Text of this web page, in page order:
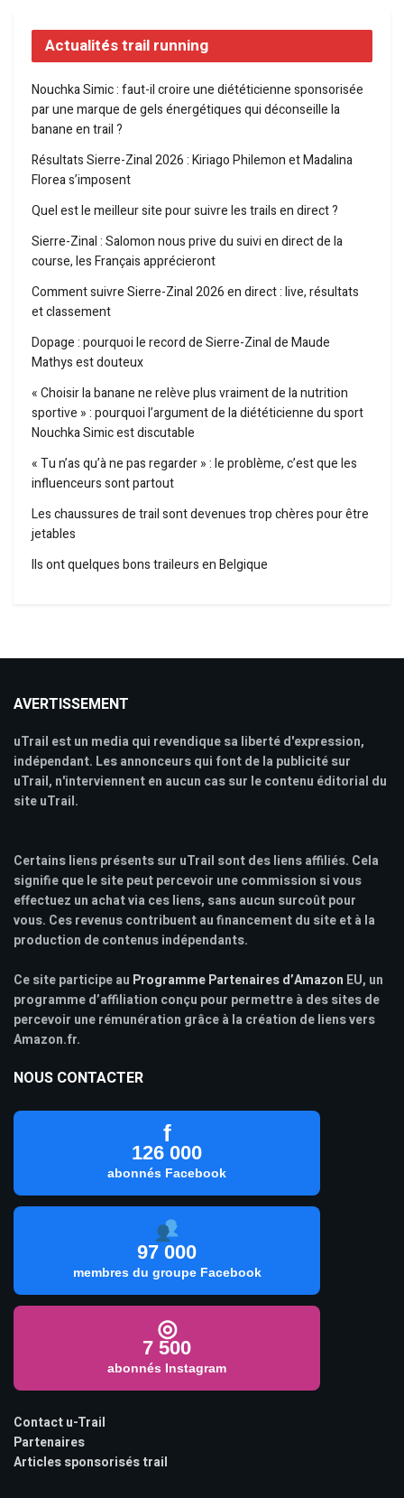
Actualités trail running
Nouchka Simic : faut-il croire une diététicienne sponsorisée
par une marque de gels énergétiques qui déconseille la
banane en trail ?
Résultats Sierre-Zinal 2026 : Kiriago Philemon et Madalina
Florea s’imposent
Quel est le meilleur site pour suivre les trails en direct ?
Sierre-Zinal : Salomon nous prive du suivi en direct de la
course, les Français apprécieront
Comment suivre Sierre-Zinal 2026 en direct : live, résultats
et classement
Dopage : pourquoi le record de Sierre-Zinal de Maude
Mathys est douteux
« Choisir la banane ne relève plus vraiment de la nutrition
sportive » : pourquoi l’argument de la diététicienne du sport
Nouchka Simic est discutable
« Tu n’as qu’à ne pas regarder » : le problème, c’est que les
influenceurs sont partout
Les chaussures de trail sont devenues trop chères pour être
jetables
Ils ont quelques bons traileurs en Belgique
AVERTISSEMENT
uTrail est un media qui revendique sa liberté d'expression,
indépendant. Les annonceurs qui font de la publicité sur
uTrail, n'interviennent en aucun cas sur le contenu éditorial du
site uTrail.
Certains liens présents sur uTrail sont des liens affiliés. Cela
signifie que le site peut percevoir une commission si vous
effectuez un achat via ces liens, sans aucun surcoût pour
vous. Ces revenus contribuent au financement du site et à la
production de contenus indépendants.
Ce site participe au Programme Partenaires d’Amazon EU, un
programme d’affiliation conçu pour permettre à des sites de
percevoir une rémunération grâce à la création de liens vers
Amazon.fr.
NOUS CONTACTER
f
126 000
abonnés Facebook
97 000
membres du groupe Facebook
◎
7 500
abonnés Instagram
Contact u-Trail
Partenaires
Articles sponsorisés trail